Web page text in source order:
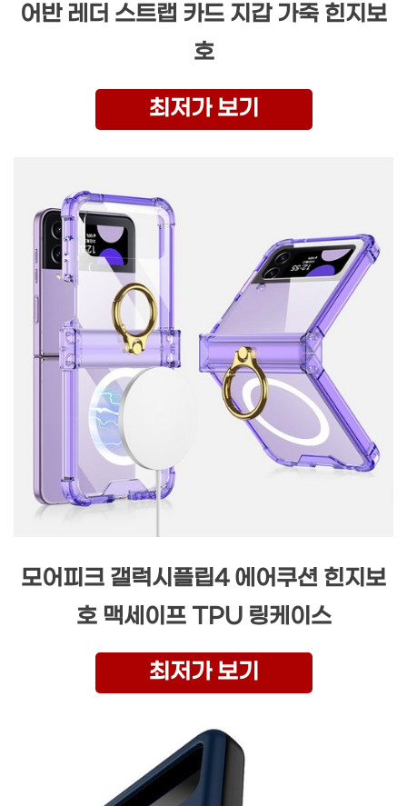
어반 레더 스트랩 카드 지갑 가죽 힌지보
호
최저가 보기
모어피크 갤럭시플립4 에어쿠션 힌지보
호 맥세이프 TPU 링케이스
최저가 보기